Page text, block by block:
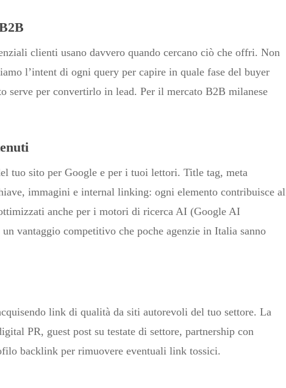
clienti usano davvero quando cercano ciò che offri. Non
l’intent di ogni query per capire in quale fase del buyer
serve per convertirlo in lead. Per il mercato B2B milanese
tuo sito per Google e per i tuoi lettori. Title tag, meta
immagini e internal linking: ogni elemento contribuisce al
anche per i motori di ricerca AI (Google AI
vantaggio competitivo che poche agenzie in Italia sanno
link di qualità da siti autorevoli del tuo settore. La
PR, guest post su testate di settore, partnership con
backlink per rimuovere eventuali link tossici.